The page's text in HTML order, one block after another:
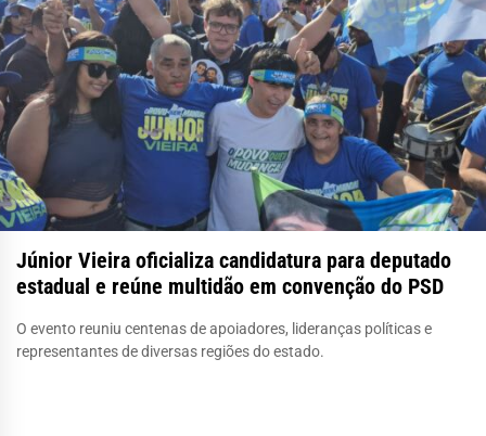
Júnior Vieira oficializa candidatura para deputado
estadual e reúne multidão em convenção do PSD
O evento reuniu centenas de apoiadores, lideranças políticas e
representantes de diversas regiões do estado.